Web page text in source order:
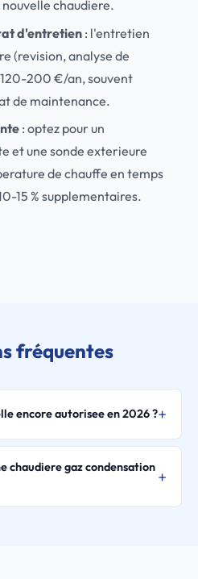
chaudiere.
d'entretien : l'entretien
(revision, analyse de
200 €/an, souvent
de maintenance.
: optez pour un
et une sonde exterieure
de chauffe en temps
15 % supplementaires.
fréquentes
encore autorisee en 2026 ?
chaudiere gaz condensation